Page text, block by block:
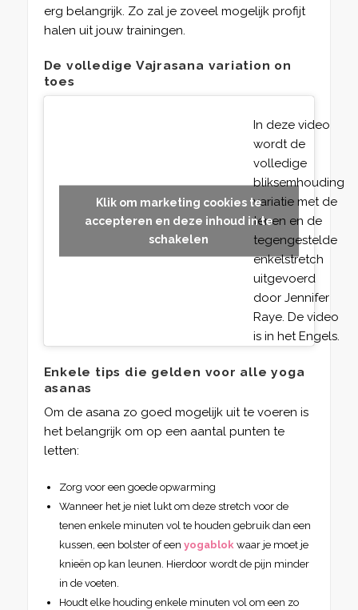
erg belangrijk. Zo zal je zoveel mogelijk profijt
halen uit jouw trainingen.
De volledige Vajrasana variation on
toes
In deze video
wordt de
volledige
bliksemhouding
variatie met de
tenen en de
tegengestelde
enkelstretch
uitgevoerd
door Jennifer
Raye. De video
is in het Engels.
Klik om marketing cookies te
accepteren en deze inhoud in te
schakelen
Enkele tips die gelden voor alle yoga
asanas
Om de asana zo goed mogelijk uit te voeren is
het belangrijk om op een aantal punten te
letten:
Zorg voor een goede opwarming
Wanneer het je niet lukt om deze stretch voor de
tenen enkele minuten vol te houden gebruik dan een
kussen, een bolster of eenyogablok waar je moet je
knieën op kan leunen. Hierdoor wordt de pijn minder
in de voeten.
Houdt elke houding enkele minuten vol om een zo